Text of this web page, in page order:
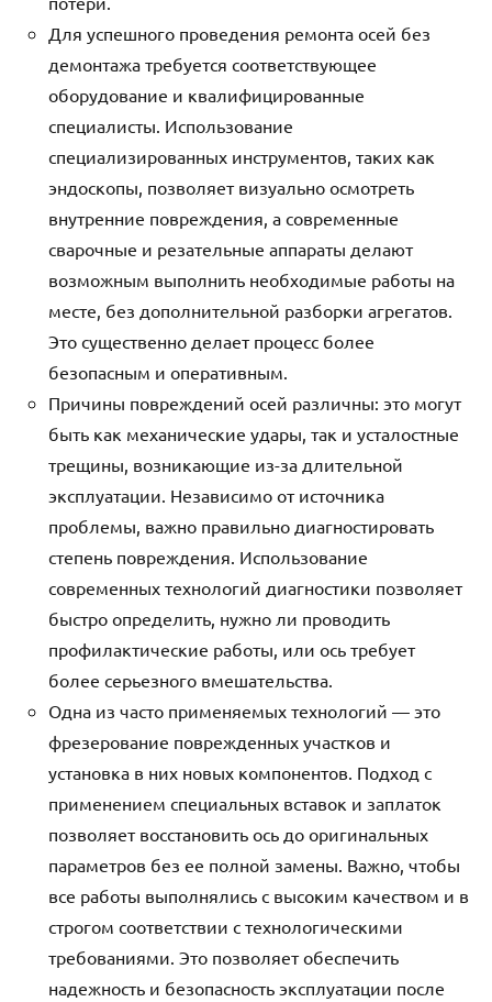
Для успешного проведения ремонта осей без
демонтажа требуется соответствующее
оборудование и квалифицированные
специалисты. Использование
специализированных инструментов, таких как
эндоскопы, позволяет визуально осмотреть
внутренние повреждения, а современные
сварочные и резательные аппараты делают
возможным выполнить необходимые работы на
месте, без дополнительной разборки агрегатов.
Это существенно делает процесс более
безопасным и оперативным.
Причины повреждений осей различны: это могут
быть как механические удары, так и усталостные
трещины, возникающие из-за длительной
эксплуатации. Независимо от источника
проблемы, важно правильно диагностировать
степень повреждения. Использование
современных технологий диагностики позволяет
быстро определить, нужно ли проводить
профилактические работы, или ось требует
более серьезного вмешательства.
Одна из часто применяемых технологий — это
фрезерование поврежденных участков и
установка в них новых компонентов. Подход с
применением специальных вставок и заплаток
позволяет восстановить ось до оригинальных
параметров без ее полной замены. Важно, чтобы
все работы выполнялись с высоким качеством и в
строгом соответствии с технологическими
требованиями. Это позволяет обеспечить
надежность и безопасность эксплуатации после